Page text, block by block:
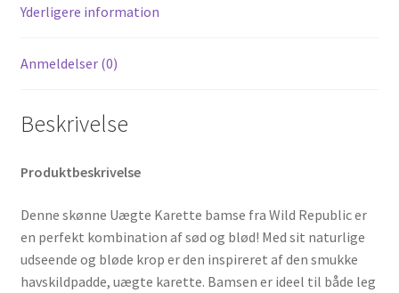
Yderligere information
Anmeldelser (0)
Beskrivelse
Produktbeskrivelse
Denne skønne Uægte Karette bamse fra Wild Republic er
en perfekt kombination af sød og blød! Med sit naturlige
udseende og bløde krop er den inspireret af den smukke
havskildpadde, uægte karette. Bamsen er ideel til både leg